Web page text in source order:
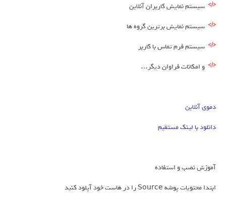
سیستم نمایش کاربران آنلاین
سیستم نمایش برترین گروه ها
سیستم فرم تماس با کاربر
و امکانات فراوان دیگر…
دموی آنلاین
دانلود با لینک مستقیم
آموزش نصب و استفاده
ابتدا محتویات پوشه Source را در هاست خود آپلود کنید